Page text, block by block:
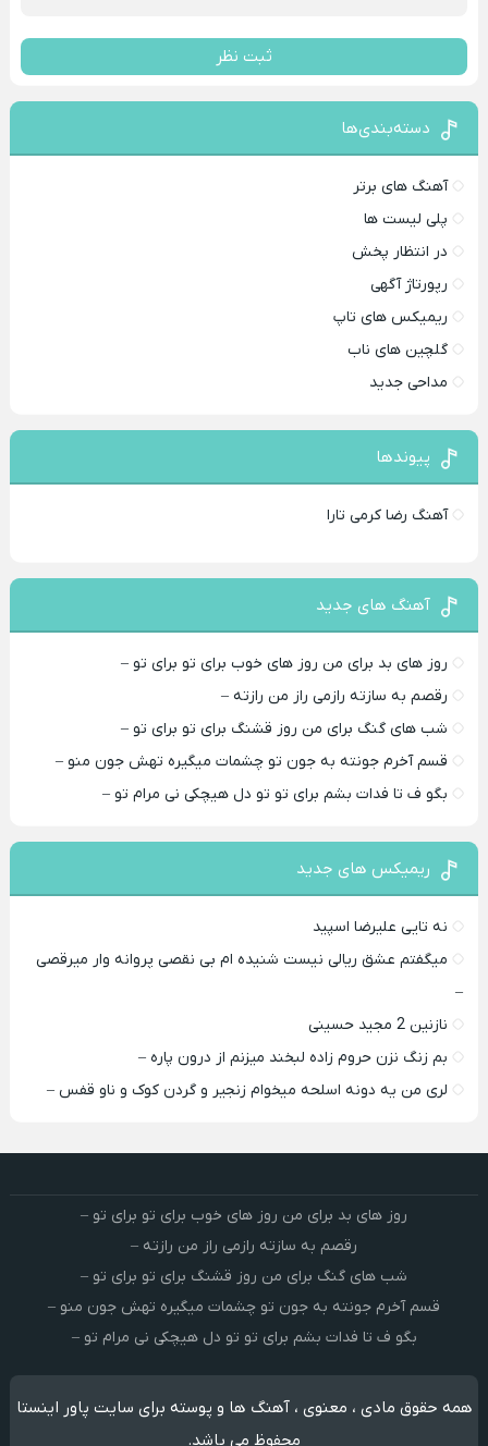
ثبت نظر
دسته‌بندی‌ها
آهنگ های برتر
پلی لیست ها
در انتظار پخش
رپورتاژ آگهی
ریمیکس های تاپ
گلچین های ناب
مداحی جدید
پیوندها
آهنگ رضا کرمی تارا
آهنگ های جدید
روز های بد برای من روز های خوب برای تو برای تو –
رقصم به سازته رازمی راز من رازته –
شب های گنگ برای من روز قشنگ برای تو برای تو –
قسم آخرم جونته به جون تو چشمات میگیره تهش جون منو –
بگو ف تا فدات بشم برای تو تو دل هیچکی نی مرام تو –
ریمیکس های جدید
نه تایی علیرضا اسپید
میگفتم عشق ریالی نیست شنیده ام بی نقصی پروانه وار میرقصی
–
نازنین 2 مجید حسینی
بم زنگ نزن حروم زاده لبخند میزنم از درون پاره –
لری من یه دونه اسلحه میخوام زﻧﺠﻴﺮ و ﮔﺮدن ﻛﻮک و ﻧﺎو ﻗﻔﺲ –
روز های بد برای من روز های خوب برای تو برای تو –
رقصم به سازته رازمی راز من رازته –
شب های گنگ برای من روز قشنگ برای تو برای تو –
قسم آخرم جونته به جون تو چشمات میگیره تهش جون منو –
بگو ف تا فدات بشم برای تو تو دل هیچکی نی مرام تو –
همه حقوق مادی ، معنوی ، آهنگ ها و پوسته برای سایت پاور اینستا
محفوظ می باشد.